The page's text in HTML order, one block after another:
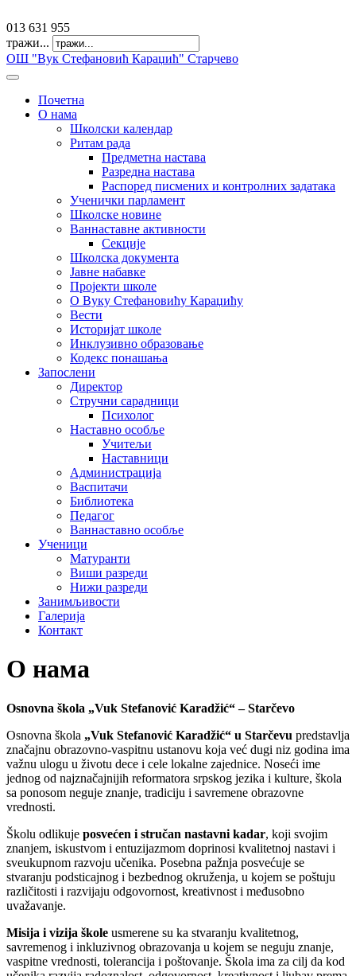
013 631 955
тражи...
ОШ "Вук Стефановић Караџић" Старчево
Почетна
О нама
Школски календар
Ритам рада
Предметна настава
Разредна настава
Распоред писмених и контролних задатака
Ученички парламент
Школске новине
Ваннаставне активности
Секције
Школска документа
Јавне набавке
Пројекти школе
О Вуку Стефановићу Караџићу
Вести
Историјат школе
Инклузивно образовање
Кодекс понашања
Запослени
Директор
Стручни сарадници
Психолог
Наставно особље
Учитељи
Наставници
Администрација
Васпитачи
Библиотека
Педагог
Ваннаставно особље
Ученици
Матуранти
Виши разреди
Нижи разреди
Занимљивости
Галерија
Контакт
О нама
Osnovna škola „Vuk Stefanović Karadžić“ – Starčevo
Osnovna škola „Vuk Stefanović Karadžić“ u Starčevu predstavlja
značajnu obrazovno-vaspitnu ustanovu koja već dugi niz godina ima
važnu ulogu u životu dece i cele lokalne zajednice. Noseći ime
jednog od najznačajnijih reformatora srpskog jezika i kulture, škola
sa ponosom neguje znanje, tradiciju i savremene obrazovne
vrednosti.
Školu odlikuje posvećen i stručan nastavni kadar, koji svojim
znanjem, iskustvom i entuzijazmom doprinosi kvalitetnoj nastavi i
sveukupnom razvoju učenika. Posebna pažnja posvećuje se
stvaranju podsticajnog i bezbednog okruženja, u kojem se poštuju
različitosti i razvijaju odgovornost, kreativnost i međusobno
uvažavanje.
Misija i vizija škole usmerene su ka stvaranju kvalitetnog,
savremenog i inkluzivnog obrazovanja u kojem se neguju znanje,
vaspitne vrednosti, tolerancija i poštovanje. Škola ima za cilj da kod